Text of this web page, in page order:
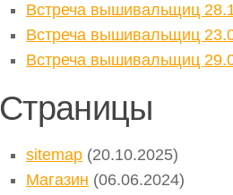
Встреча вышивальщиц
Встреча вышивальщиц
Встреча вышивальщиц
Страницы
sitemap (20.10.2025)
Магазин (06.06.2024)